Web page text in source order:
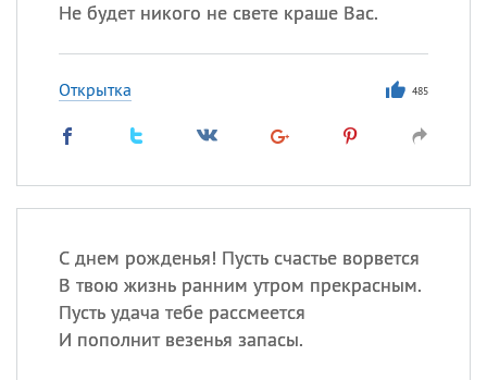
Не будет никого не свете краше Вас.
Открытка 485
С днем рожденья! Пусть счастье ворвется
В твою жизнь ранним утром прекрасным.
Пусть удача тебе рассмеется
И пополнит везенья запасы.
Кристина
Посмотреть значение
происхождение